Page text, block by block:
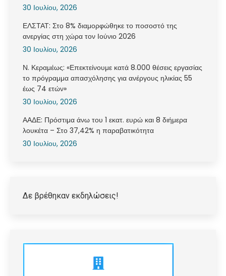
30 Ιουλίου, 2026
ΕΛΣΤΑΤ: Στο 8% διαμορφώθηκε το ποσοστό της
ανεργίας στη χώρα τον Ιούνιο 2026
30 Ιουλίου, 2026
Ν. Κεραμέως: «Επεκτείνουμε κατά 8.000 θέσεις εργασίας
το πρόγραμμα απασχόλησης για ανέργους ηλικίας 55
έως 74 ετών»
30 Ιουλίου, 2026
ΑΑΔΕ: Πρόστιμα άνω του 1 εκατ. ευρώ και 8 διήμερα
λουκέτα – Στο 37,42% η παραβατικότητα
30 Ιουλίου, 2026
Δε βρέθηκαν εκδηλώσεις!